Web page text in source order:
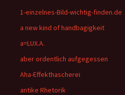
1-einzelnes-Bild-wichtig-finden.de
a new kind of handbagigkeit
a=LUX.A.
aber ordentlich aufgegessen
Aha-Effekthascherei
antike Rhetorik